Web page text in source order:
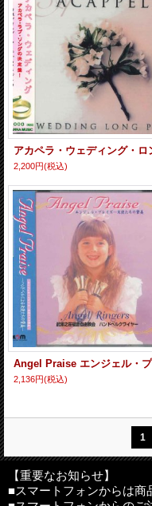
2,200円(税込)
2,136円(税込)
1
【重要なお知らせ】
■スマートフォンからは商